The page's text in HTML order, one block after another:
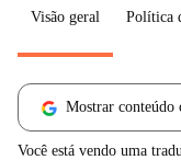
Visão geral Política
Mostrar
Você está vendo uma